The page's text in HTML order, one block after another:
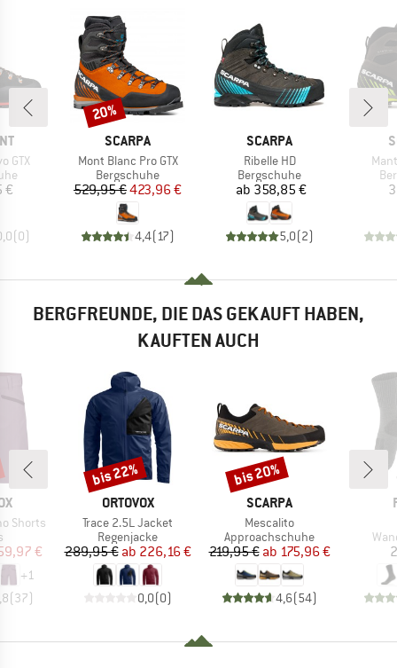
GTX
€
(0)
MARKE
SCARPA
Artikel
Mont Blanc Pro GTX
Produktgruppe
Bergschuhe
Preis
529,95 €reduzierter Preis
423,96 €
4,4( 17)
Rabatt
20%
MARKE
SCARPA
Artikel
Ribelle HD
Produktgruppe
Bergschuhe
Preis
ab 358,85 €
5,0(2)
BERGFREUNDE, DIE DAS GEKAUFT HABEN,
KAUFTEN AUCH
Shorts
Preis
€
+1
(37)
MARKE
ORTOVOX
Artikel
Trace 2.5L Jacket
Produktgruppe
Regenjacke
Preis
289,95 € reduzierter Preis
ab 226,16 €
0,0(0)
Rabatt
bis 22%
MARKE
SCARPA
Artikel
Mescalito
Produktgruppe
Approachschuhe
Preis
219,95 € reduzierter Preis
ab 175,96 €
4,6(54)
Rabatt
bis 20%